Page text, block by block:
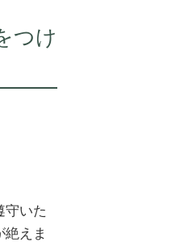
つけ
守いた
えま